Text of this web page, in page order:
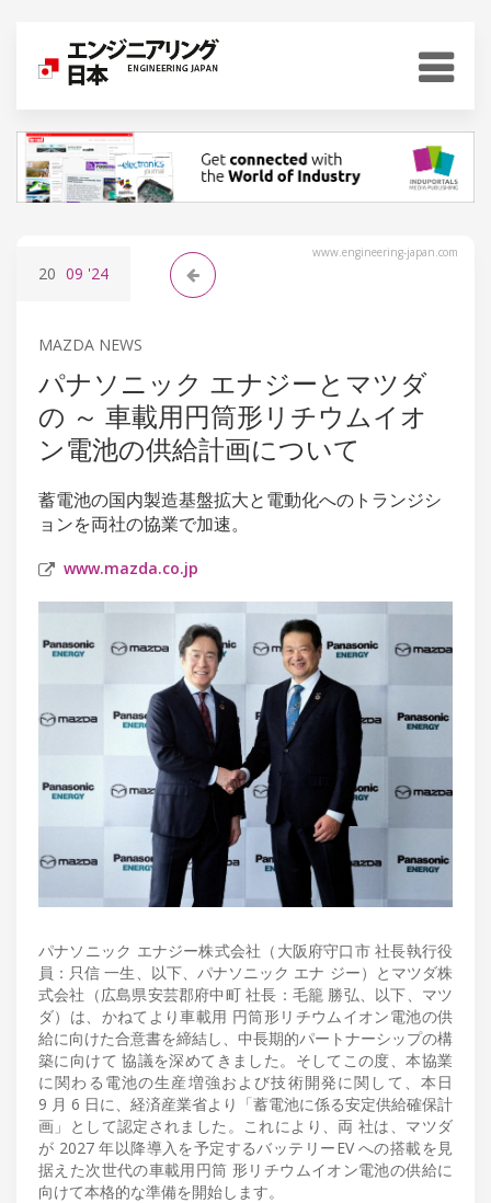
www.engineering-japan.com
20 09 '24
MAZDA NEWS
パナソニック エナジーとマツダ
の ～ 車載用円筒形リチウムイオ
ン電池の供給計画について
蓄電池の国内製造基盤拡大と電動化へのトランジシ
ョンを両社の協業で加速。
www.mazda.co.jp
パナソニック エナジー株式会社（大阪府守口市 社長執行役
員：只信 一生、以下、パナソニック エナ ジー）とマツダ株
式会社（広島県安芸郡府中町 社長：毛籠 勝弘、以下、マツ
ダ）は、かねてより車載用 円筒形リチウムイオン電池の供
給に向けた合意書を締結し、中長期的パートナーシップの構
築に向けて 協議を深めてきました。そしてこの度、本協業
に関わる電池の生産増強および技術開発に関して、本日
9 月 6 日に、経済産業省より「蓄電池に係る安定供給確保計
画」として認定されました。これにより、両 社は、マツダ
が 2027 年以降導入を予定するバッテリーEV への搭載を見
据えた次世代の車載用円筒 形リチウムイオン電池の供給に
向けて本格的な準備を開始します。